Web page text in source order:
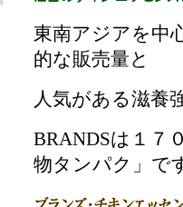
東南アジアを中
的な販売量と
人気がある滋養
BRANDSは１７
物タンパク」で